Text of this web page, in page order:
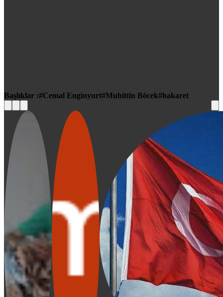
Başlıklar : Cemal Enginyurt Muhittin Böcek hakaret